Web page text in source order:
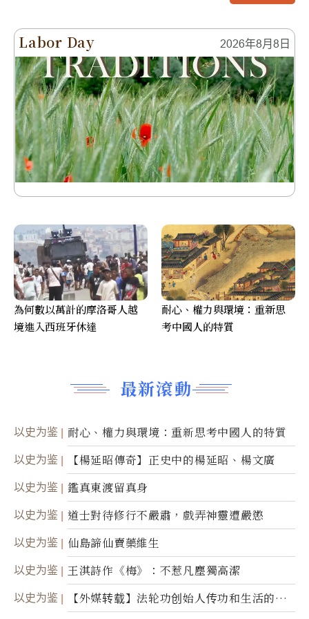
Labor Day 2026年8月8日
最新滾動
以史为鉴 耐心、權力與環境：重新思考中國人的特質
以史为鉴 【楊延昭傳奇】正史中的楊延昭、楊文廣
以史为鉴 鑑真東渡留真身
以史为鉴 道士對待修行不嚴肅，戲弄神靈遭嚴懲
以史为鉴 仙島諦仙賣藥維生
以史为鉴 王淇詩作《梅》：不惹凡塵獨高潔
以史为鉴
【外媒转载】法轮功创始人传功和生活的故
為何數以萬計的摩洛哥人越
境進入西班牙休達
耐心、權力與環境：重新思
考中國人的特質